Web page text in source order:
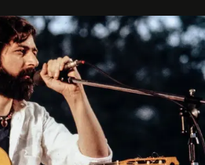
che abbiamo.